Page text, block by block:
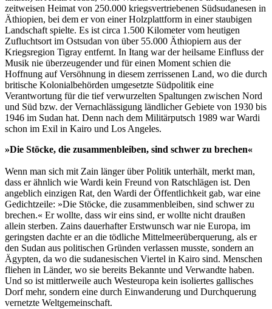
zeitweisen Heimat von 250.000 kriegsvertriebenen Südsudanesen in
Äthiopien, bei dem er von einer Holzplattform in einer staubigen
Landschaft spielte. Es ist circa 1.500 Kilometer vom heutigen
Zufluchtsort im Ostsudan von über 55.000 Äthiopiern aus der
Kriegsregion Tigray entfernt. In Itang war der heilsame Einfluss der
Musik nie überzeugender und für einen Moment schien die
Hoffnung auf Versöhnung in diesem zerrissenen Land, wo die durch
britische Kolonialbehörden umgesetzte Südpolitik eine
Verantwortung für die tief verwurzelten Spaltungen zwischen Nord
und Süd bzw. der Vernachlässigung ländlicher Gebiete von 1930 bis
1946 im Sudan hat. Denn nach dem Militärputsch 1989 war Wardi
schon im Exil in Kairo und Los Angeles.
»Die Stöcke, die zusammenbleiben, sind schwer zu brechen«
Wenn man sich mit Zain länger über Politik unterhält, merkt man,
dass er ähnlich wie Wardi kein Freund von Ratschlägen ist. Den
angeblich einzigen Rat, den Wardi der Öffentlichkeit gab, war eine
Gedichtzeile: »Die Stöcke, die zusammenbleiben, sind schwer zu
brechen.« Er wollte, dass wir eins sind, er wollte nicht draußen
allein sterben. Zains dauerhafter Erstwunsch war nie Europa, im
geringsten dachte er an die tödliche Mittelmeerüberquerung, als er
den Sudan aus politischen Gründen verlassen musste, sondern an
Ägypten, da wo die sudanesischen Viertel in Kairo sind. Menschen
fliehen in Länder, wo sie bereits Bekannte und Verwandte haben.
Und so ist mittlerweile auch Westeuropa kein isoliertes gallisches
Dorf mehr, sondern eine durch Einwanderung und Durchquerung
vernetzte Weltgemeinschaft.